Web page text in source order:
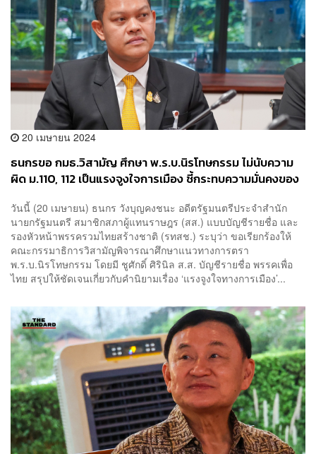
20 เมษายน 2024
ธนกรขอ กมธ.วิสามัญ ศึกษา พ.ร.บ.นิรโทษกรรม ไม่นับความ
ผิด ม.110, 112 เป็นแรงจูงใจการเมือง ชี้กระทบความมั่นคงของ
วันนี้ (20 เมษายน) ธนกร วังบุญคงชนะ อดีตรัฐมนตรีประจำสำนัก
นายกรัฐมนตรี สมาชิกสภาผู้แทนราษฎร (สส.) แบบบัญชีรายชื่อ และ
รองหัวหน้าพรรครวมไทยสร้างชาติ (รทสช.) ระบุว่า ขอเรียกร้องให้
คณะกรรมาธิการวิสามัญพิจารณาศึกษาแนวทางการตรา
พ.ร.บ.นิรโทษกรรม โดยมี ชูศักดิ์ ศิรินิล ส.ส. บัญชีรายชื่อ พรรคเพื่อ
ไทย สรุปให้ชัดเจนเกี่ยวกับคำนิยามเรื่อง ‘แรงจูงใจทางการเมือง’...